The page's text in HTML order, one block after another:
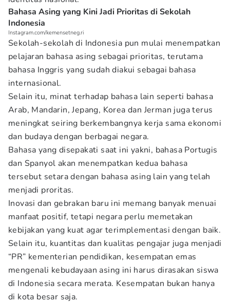
Bahasa Asing yang Kini Jadi Prioritas di Sekolah
Indonesia
Instagram.com/kemensetneg.ri
Sekolah-sekolah di Indonesia pun mulai menempatkan
pelajaran bahasa asing sebagai prioritas, terutama
bahasa Inggris yang sudah diakui sebagai bahasa
internasional.
Selain itu, minat terhadap bahasa lain seperti bahasa
Arab, Mandarin, Jepang, Korea dan Jerman juga terus
meningkat seiring berkembangnya kerja sama ekonomi
dan budaya dengan berbagai negara.
Bahasa yang disepakati saat ini yakni, bahasa Portugis
dan Spanyol akan menempatkan kedua bahasa
tersebut setara dengan bahasa asing lain yang telah
menjadi proritas.
Inovasi dan gebrakan baru ini memang banyak menuai
manfaat positif, tetapi negara perlu memetakan
kebijakan yang kuat agar terimplementasi dengan baik.
Selain itu, kuantitas dan kualitas pengajar juga menjadi
“PR” kementerian pendidikan, kesempatan emas
mengenali kebudayaan asing ini harus dirasakan siswa
di Indonesia secara merata. Kesempatan bukan hanya
di kota besar saja.